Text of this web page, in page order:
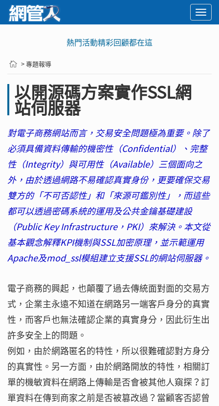
熱門活動精彩回顧都在這
> 專題報導
以開源碼方案實作SSL網
站伺服器
對電子商務網站而言，交易安全問題極為重要。除了
必須具備資料傳輸的機密性（Confidential）、完整
性（Integrity）與可用性（Available）三個面向之
外，由於透過網路不易確認真實身份，更要確保交易
雙方的「不可否認性」和「來源可鑑別性」，而這些
都可以透過密碼系統的運用及公共金鑰基礎建設
（Public Key Infrastructure，PKI）來解決。本文從
基本觀念解釋KPI機制與SSL加密原理，並示範運用
Apache及mod_ssl模組建立支援SSL的網站伺服器。
電子商務的興起，也顛覆了過去傳統面對面的交易方
式，企業主永遠不知道在網路另一端客戶身分的真實
性，而客戶也無法確認企業的真實身分，因此衍生出
許多安全上的問題。
例如，由於網路匿名的特性，所以很難確認對方身分
的真實性。另一方面，由於網路開放的特性，相關訂
單的機敏資料在網路上傳輸是否會被其他人窺探？訂
單資料在傳到商家之前是否被篡改過？當顧客否認曾